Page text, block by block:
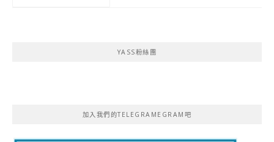
YASS粉絲團
加入我們的TELEGRAMEGRAM吧